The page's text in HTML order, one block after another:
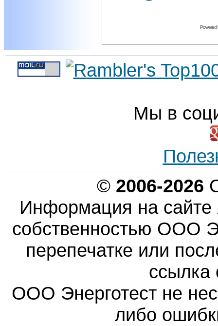
Powered
Мы в
© 2006-2026
Информация на сайте
собственностью ООО
перепечатке или
ссылка
ООО Энерготест не
либо